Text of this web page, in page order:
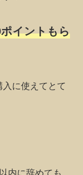
イントもら
に使えてとて
内に辞めても